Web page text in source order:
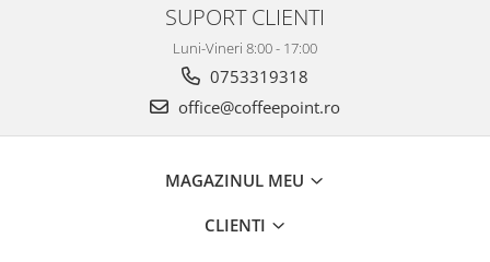
SUPORT CLIENTI
Luni-Vineri 8:00 - 17:00
0753319318
office@coffeepoint.ro
MAGAZINUL MEU
CLIENTI